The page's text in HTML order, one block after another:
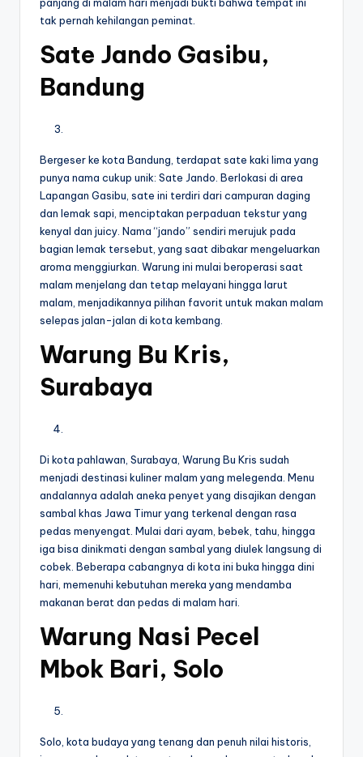
tak pernah kehilangan peminat.
Sate Jando Gasibu,
Bandung
Bergeser ke kota Bandung, terdapat sate kaki lima yang
punya nama cukup unik: Sate Jando. Berlokasi di area
Lapangan Gasibu, sate ini terdiri dari campuran daging
dan lemak sapi, menciptakan perpaduan tekstur yang
kenyal dan juicy. Nama “jando” sendiri merujuk pada
bagian lemak tersebut, yang saat dibakar mengeluarkan
aroma menggiurkan. Warung ini mulai beroperasi saat
malam menjelang dan tetap melayani hingga larut
malam, menjadikannya pilihan favorit untuk makan malam
selepas jalan-jalan di kota kembang.
Warung Bu Kris,
Surabaya
Di kota pahlawan, Surabaya, Warung Bu Kris sudah
menjadi destinasi kuliner malam yang melegenda. Menu
andalannya adalah aneka penyet yang disajikan dengan
sambal khas Jawa Timur yang terkenal dengan rasa
pedas menyengat. Mulai dari ayam, bebek, tahu, hingga
iga bisa dinikmati dengan sambal yang diulek langsung di
cobek. Beberapa cabangnya di kota ini buka hingga dini
hari, memenuhi kebutuhan mereka yang mendamba
makanan berat dan pedas di malam hari.
Warung Nasi Pecel
Mbok Bari, Solo
Solo, kota budaya yang tenang dan penuh nilai historis,